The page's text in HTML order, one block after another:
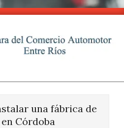
una fábrica de
Córdoba